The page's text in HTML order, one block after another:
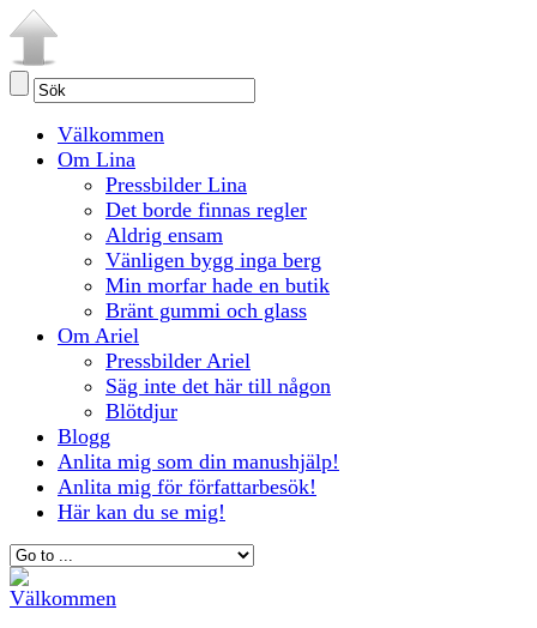
Välkommen
Om Lina
Pressbilder Lina
Det borde finnas regler
Aldrig ensam
Vänligen bygg inga berg
Min morfar hade en butik
Bränt gummi och glass
Om Ariel
Pressbilder Ariel
Säg inte det här till någon
Blötdjur
Blogg
Anlita mig som din manushjälp!
Anlita mig för författarbesök!
Här kan du se mig!